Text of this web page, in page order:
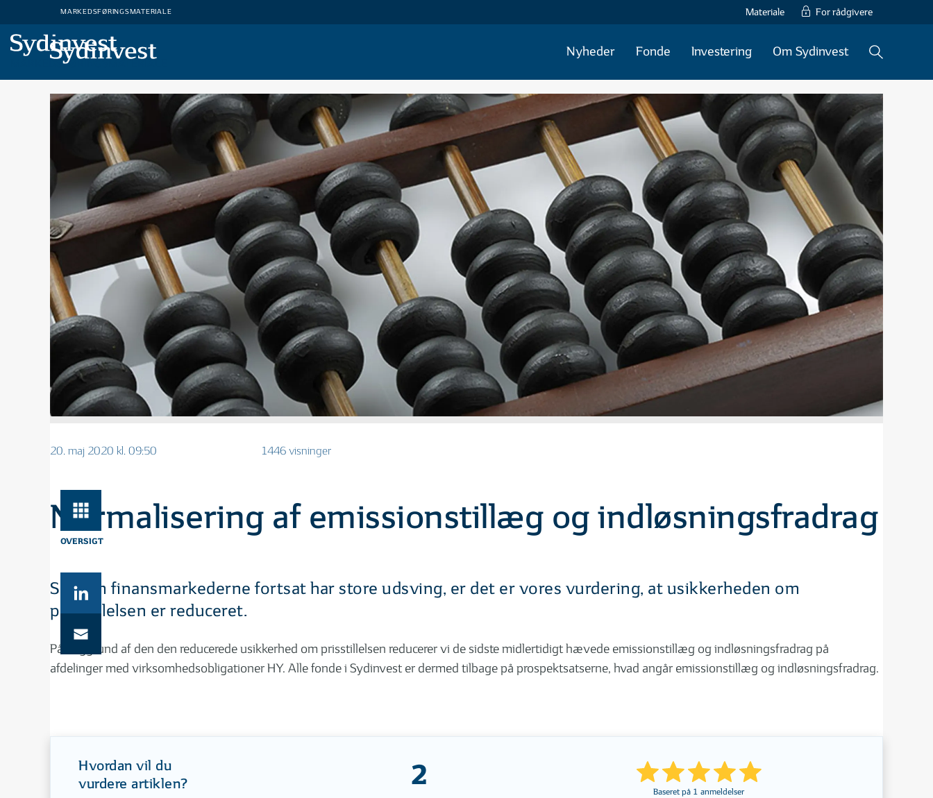
MARKEDSFØRINGSMATERIALE Materiale For rådgivere
MARKEDSFØRINGSMATERIALE
Nyheder Fonde Investering Om Sydinvest
OVERSIGT
20. maj 2020 kl. 09:50 1446 visninger
Normalisering af emissionstillæg og indløsningsfradrag
Selvom finansmarkederne fortsat har store udsving, er det er vores vurdering, at usikkerheden om
prisstillelsen er reduceret.
På baggrund af den den reducerede usikkerhed om prisstillelsen reducerer vi de sidste midlertidigt hævede emissionstillæg og indløsningsfradrag på
afdelinger med virksomhedsobligationer HY. Alle fonde i Sydinvest er dermed tilbage på prospektsatserne, hvad angår emissionstillæg og indløsningsfradrag.
Hvordan vil du
vurdere artiklen?
2 Baseret på 1 anmeldelser